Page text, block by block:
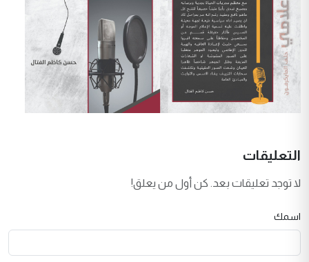
التعليقات
لا توجد تعليقات بعد. كن أول من يعلق!
اسمك